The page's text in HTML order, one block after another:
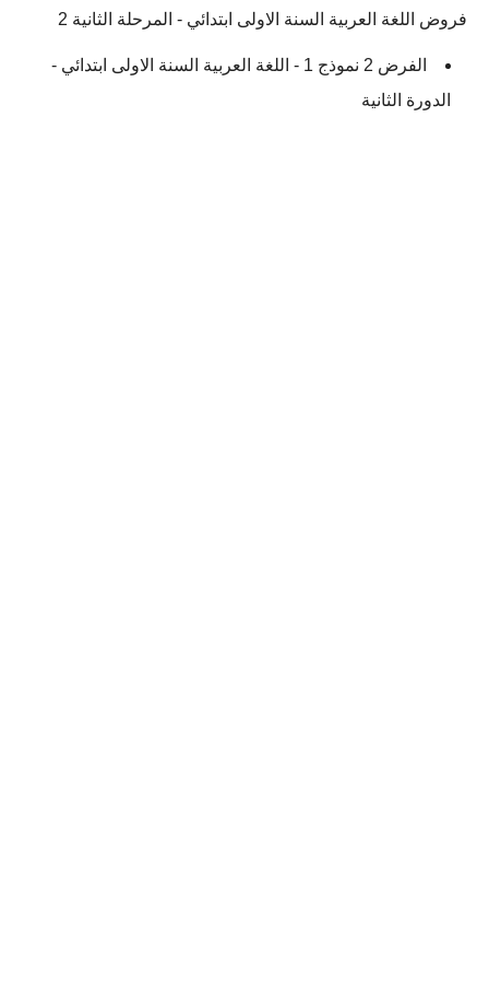
فروض اللغة العربية السنة الاولى ابتدائي - المرحلة الثانية 2
الفرض 2 نموذج 1 - اللغة العربية السنة الاولى ابتدائي -
الدورة الثانية